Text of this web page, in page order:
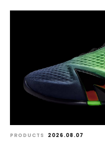
PRODUCTS 2026.08.07